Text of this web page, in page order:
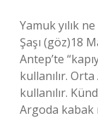
Yamuk yılık
Şaşı (göz)18
Antep’te
kullanılır.
kullanılır.
Argoda kabak